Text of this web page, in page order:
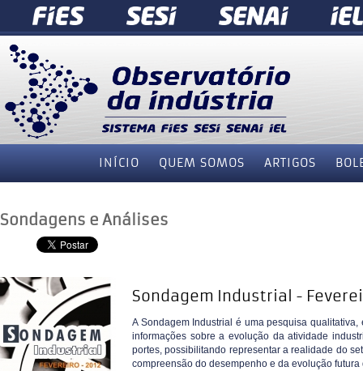
INÍCIO QUEM SOMOS ARTIGOS
Sondagens e Análises
Sondagem Industrial -
A Sondagem Industrial é uma pesquisa
informações sobre a evolução da atividade
portes, possibilitando representar a realidade do
compreensão do desempenho e da evolução